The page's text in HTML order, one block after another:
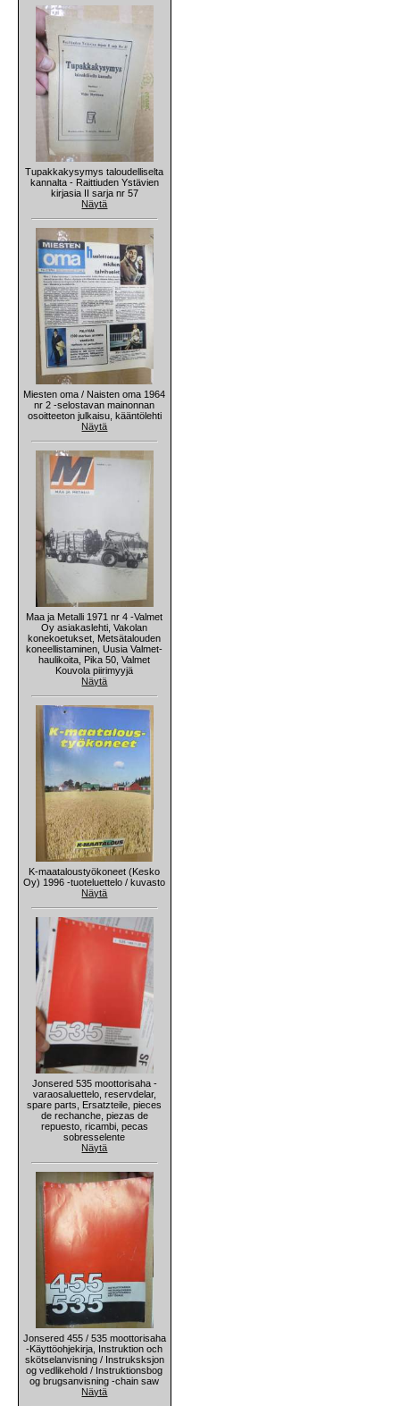
Tupakkakysymys taloudelliselta
kannalta - Raittiuden Ystävien
kirjasia II sarja nr 57
Näytä
Miesten oma / Naisten oma 1964
nr 2 -selostavan mainonnan
osoitteeton julkaisu, kääntölehti
Näytä
Maa ja Metalli 1971 nr 4 -Valmet
Oy asiakaslehti, Vakolan
konekoetukset, Metsätalouden
koneellistaminen, Uusia Valmet-
haulikoita, Pika 50, Valmet
Kouvola piirimyyjä
Näytä
K-maataloustyökoneet (Kesko
Oy) 1996 -tuoteluettelo / kuvasto
Näytä
Jonsered 535 moottorisaha -
varaosaluettelo, reservdelar,
spare parts, Ersatzteile, pieces
de rechanche, piezas de
repuesto, ricambi, pecas
sobresselente
Näytä
Jonsered 455 / 535 moottorisaha
-Käyttöohjekirja, Instruktion och
skötselanvisning / Instruksksjon
og vedlikehold / Instruktionsbog
og brugsanvisning -chain saw
Näytä